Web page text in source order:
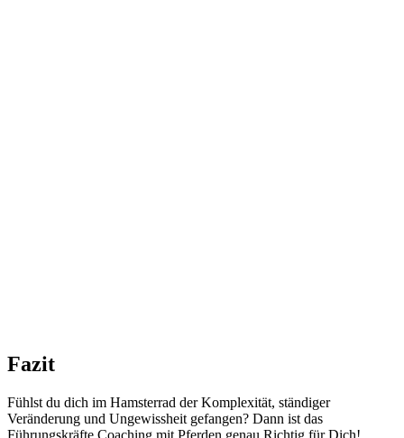
Fazit
Fühlst du dich im Hamsterrad der Komplexität, ständiger
Veränderung und Ungewissheit gefangen? Dann ist das
Führungskräfte Coaching mit Pferden genau Richtig für Dich!